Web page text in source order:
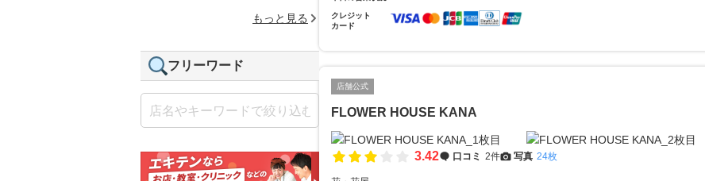
クレジット
カード
店舗公式
FLOWER HOUSE KANA
3.42 口コミ 2件 写真 24枚
もっと見る
フリーワード